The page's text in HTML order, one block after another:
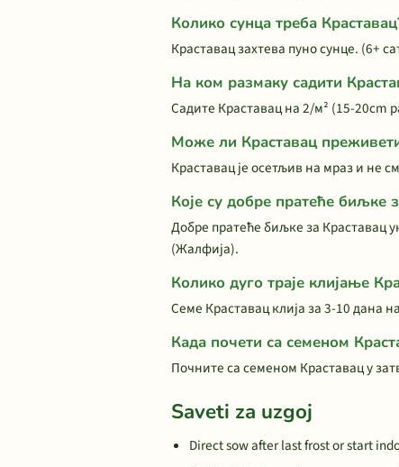
Колико сунца треба
Краставац захтева пуно сунце. (6+
На ком размаку садити
Садите Краставац на 2/м² (15-20cm
Може ли Краставац
Краставац је осетљив на мраз и не
Које су добре пратеће биљке
Добре пратеће биљке за Краставац
(Жалфија).
Колико дуго траје клијање
Семе Краставац клија за 3-10 дана
Када почети са семеном
Почните са семеном Краставац у
Saveti za uzgoj
Direct sow after last frost or start